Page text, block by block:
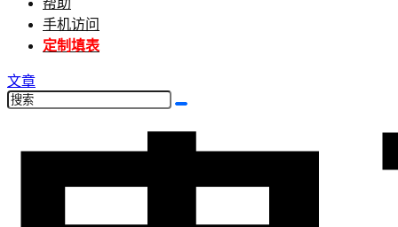
帮助
手机访问
定制填表
文章